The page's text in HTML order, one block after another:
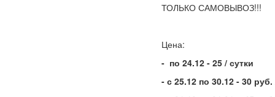
ТОЛЬКО САМОВЫВОЗ!!!
Цена:
- по 24.12 - 25 / сутки
- с 25.12 по 30.12 - 30 руб.